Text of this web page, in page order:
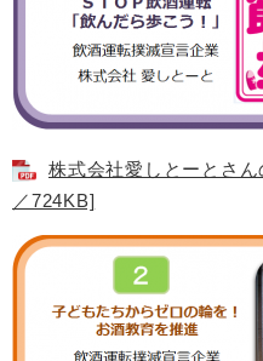
株式会社愛しとーとさ
／724KB]